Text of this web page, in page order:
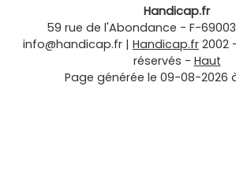
Handicap.fr
59 rue de l'Abondance - F-69003
info@handicap.fr | Handicap.fr 2002
réservés - Haut
Page générée le 09-08-2026